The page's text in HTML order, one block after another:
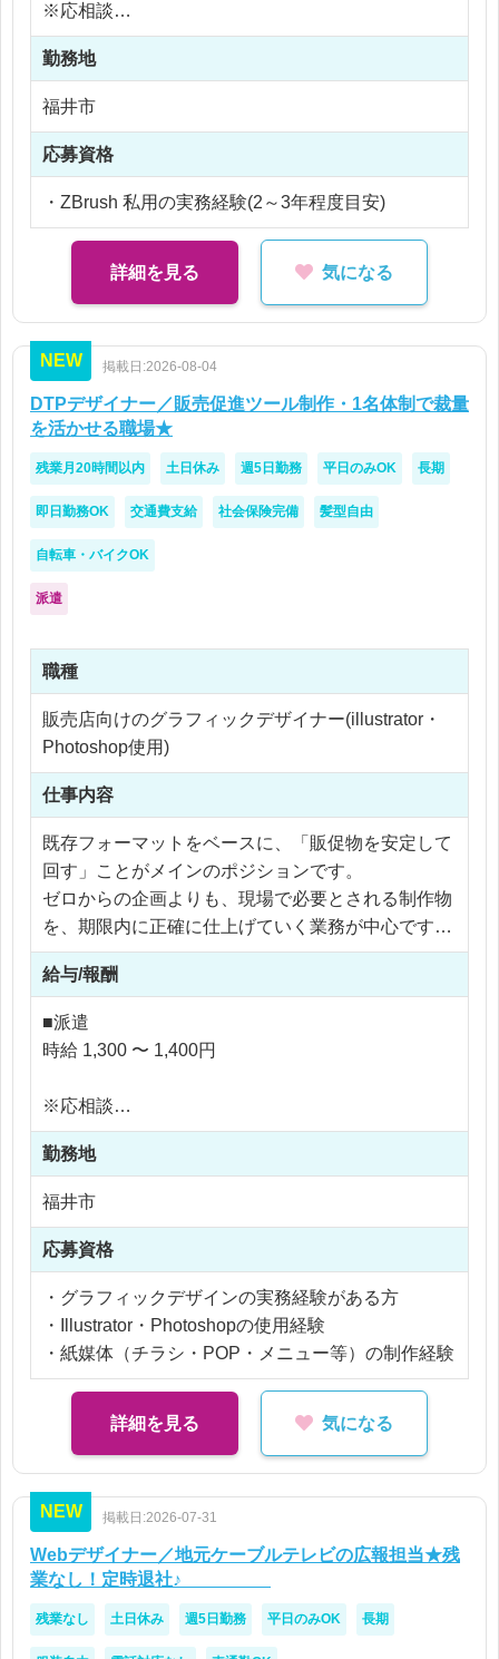
【その他お仕事条件】
・福井駅より徒歩5分!
・週2勤務、1日3時間（2回の授業）～、働き方は自
由です！
・副業を考えている方におすすめ！
※応相談
※ご経験により優遇
※交通費支給
※残業なし
勤務地
福井市
応募資格
・ZBrush 私用の実務経験(2～3年程度目安)
詳細を見る 気になる
NEW 掲載日:2026-08-04
DTPデザイナー／販売促進ツール制作・1名体制で裁量
を活かせる職場★
残業月20時間以内 土日休み 週5日勤務 平日のみOK 長期
即日勤務OK 交通費支給 社会保険完備 髪型自由
自転車・バイクOK
派遣
職種
販売店向けのグラフィックデザイナー(illustrator・
Photoshop使用)
仕事内容
既存フォーマットをベースに、「販促物を安定して
回す」ことがメインのポジションです。
ゼロからの企画よりも、現場で必要とされる制作物
を、期限内に正確に仕上げていく業務が中心です。
■具体的な制作物
・販売店向けPOP（価格訴求・キャンペーン告知な
ど）
・折込チラシ／店頭配布チラシ
■日々の業務の流れ（イメージ）
社内担当者から依頼内容を受け取る
（「この商品のPOPを作りたい」「このチラシを
修正したい」など）
フォーマットや過去データを確認
（既存テンプレート・過去デザインをベースに方
向性を整理）
Illustrator／Photoshopで制作
・レイアウト調整
・テキスト修正／差し替え
社内確認 → 修正対応
（細かい文言・価格調整などの修正が中心）
入稿データ作成・納品
・「裁量が大きい」＝すべて自己判断、ではなく
→ ベースや指示はある中で“任される範囲が広
い”イメージ
・フォーマット中心＝単調、ではなく
給与/報酬
■派遣
時給 1,300 〜 1,400円
※応相談
※ご経験により優遇
※交通費支給
※残業なし
勤務地
福井市
応募資格
・グラフィックデザインの実務経験がある方
・Illustrator・Photoshopの使用経験
・紙媒体（チラシ・POP・メニュー等）の制作経験
詳細を見る 気になる
NEW 掲載日:2026-07-31
Webデザイナー／地元ケーブルテレビの広報担当★残
業なし！定時退社♪
残業なし 土日休み 週5日勤務 平日のみOK 長期